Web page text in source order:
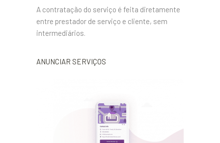
A contratação do serviço é feita diretamente
entre prestador de serviço e cliente, sem
intermediários.
ANUNCIAR SERVIÇOS